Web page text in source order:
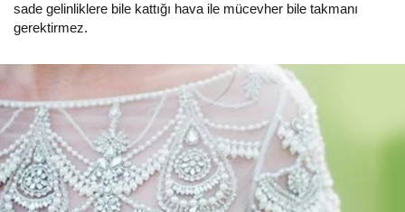
sade gelinliklere bile kattığı hava ile mücevher bile takmanı
gerektirmez.